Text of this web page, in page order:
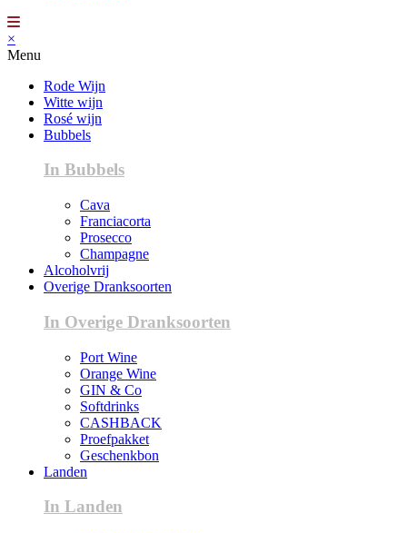
×
Menu
Rode Wijn
Witte wijn
Rosé wijn
Bubbels
In Bubbels
Cava
Franciacorta
Prosecco
Champagne
Alcoholvrij
Overige Dranksoorten
In Overige Dranksoorten
Port Wine
Orange Wine
GIN & Co
Softdrinks
CASHBACK
Proefpakket
Geschenkbon
Landen
In Landen